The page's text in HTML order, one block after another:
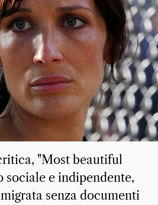
"Most beautiful
sociale e indipendente,
senza documenti